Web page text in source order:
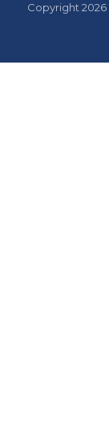
Copyright 2026